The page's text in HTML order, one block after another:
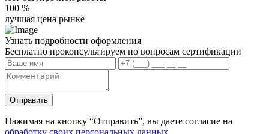
100 %
лучшая цена рынке
Узнать подробности оформления
Бесплатно проконсультируем по вопросам сертификации
Отправить
Нажимая на кнопку “Отправить”, вы даете согласие на
обработку своих персональных данных